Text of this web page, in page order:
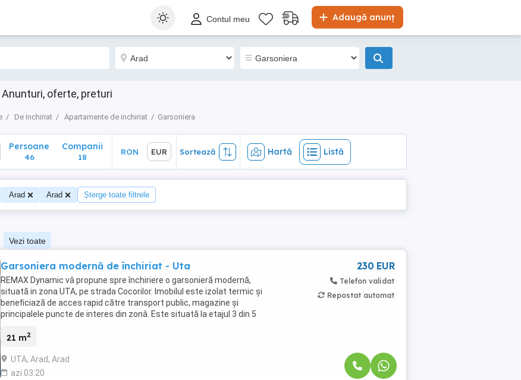
Adaugă anunț
Contul meu
oferte, preturi
De inchiriat Apartamente de inchiriat Garsoniera
EUR Sortează Hartă Listă
Persoane
46
Companii
18
RON EUR Sortează Hartă Listă
Arad Arad Șterge toate filtrele
Vezi toate
Garsoniera modernă de închiriat - Uta
REMAX Dynamic vǎ propune spre închiriere o garsonieră modernă,
situată in zona UTA, pe strada Cocorilor. Imobilul este izolat termic și
beneficiază de acces rapid către transport public, magazine și
principalele puncte de interes din zonǎ. Este situată la etajul 3 din 5
21 m2
UTA, Arad, Arad
azi 03:20
230 EUR
Telefon validat
Repostat automat